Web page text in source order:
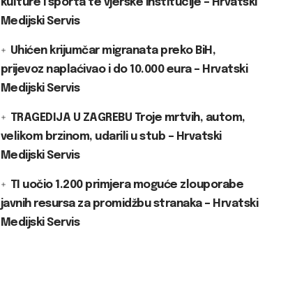
Medijski Servis
Uhićen krijumčar migranata preko BiH,
prijevoz naplaćivao i do 10.000 eura – Hrvatski
Medijski Servis
TRAGEDIJA U ZAGREBU Troje mrtvih, autom,
velikom brzinom, udarili u stub – Hrvatski
Medijski Servis
TI uočio 1.200 primjera moguće zlouporabe
javnih resursa za promidžbu stranaka – Hrvatski
Medijski Servis